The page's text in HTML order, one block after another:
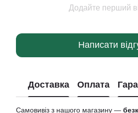
Додайте перший
Написати
Доставка Оплата
Самовивіз з нашого магазину —